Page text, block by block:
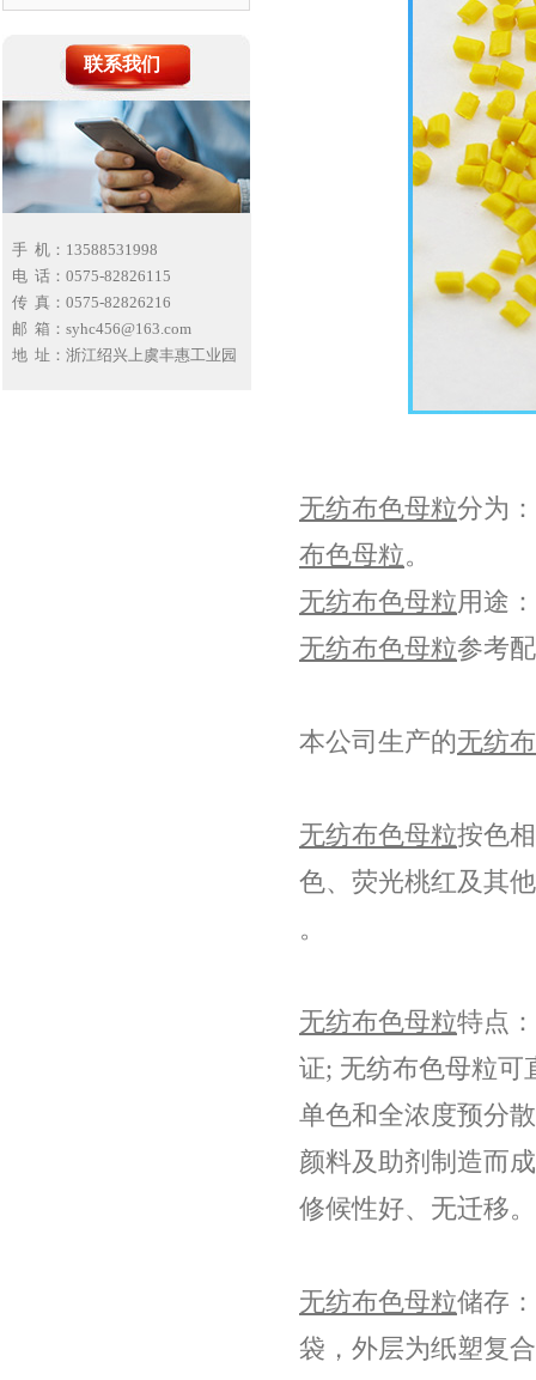
联系我们
手 机：13588531998
电 话：0575-82826115
传 真：0575-82826216
邮 箱：syhc456@163.com
地 址：浙江绍兴上虞丰惠工业园
无纺布色母粒分为：
布色母粒。
无纺布色母粒用途
无纺布色母粒参考
本公司生产的无纺
无纺布色母粒按色
色、荧光桃红及其
。
无纺布色母粒特点
证; 无纺布色母粒可
单色和全浓度预分
颜料及助剂制造而
修候性好、无迁移。
无纺布色母粒储存
袋，外层为纸塑复